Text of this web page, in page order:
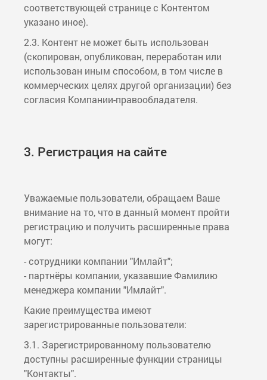
соответствующей странице с Контентом
указано иное).
2.3. Контент не может быть использован
(скопирован, опубликован, переработан или
использован иным способом, в том числе в
коммерческих целях другой организации) без
согласия Компании-правообладателя.
3. Регистрация на сайте
Уважаемые пользователи, обращаем Ваше
внимание на то, что в данный момент пройти
регистрацию и получить расширенные права
могут:
- сотрудники компании "Имлайт";
- партнёры компании, указавшие Фамилию
менеджера компании "Имлайт".
Какие преимущества имеют
зарегистрированные пользователи:
3.1. Зарегистрированному пользователю
доступны расширенные функции страницы
"Контакты".